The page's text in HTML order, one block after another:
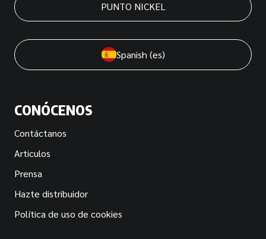
CONÓCENOS
Contáctanos
Articulos
Prensa
Hazte distribuidor
Política de uso de cookies
PUNTO NICKEL
Spanish (es)